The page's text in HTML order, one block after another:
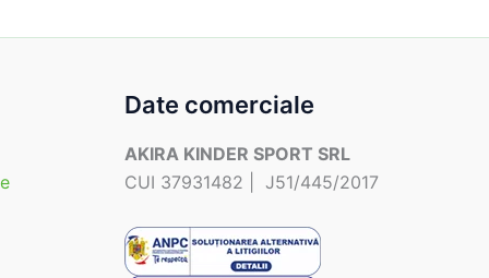
Date comerciale
AKIRA KINDER SPORT SRL
CUI 37931482 | J51/445/2017